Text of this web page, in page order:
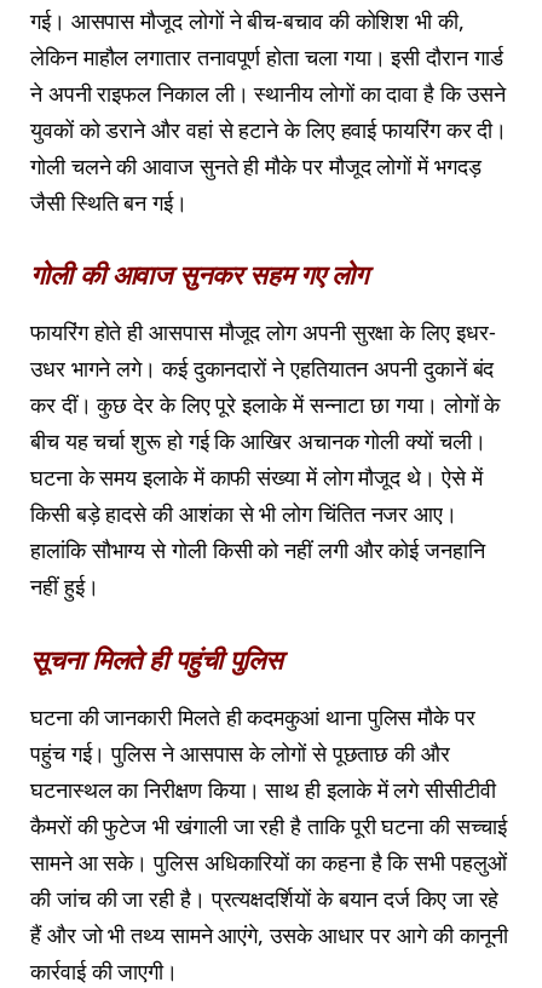
गई। आसपास मौजूद लोगों ने बीच-बचाव की कोशिश भी की,
लेकिन माहौल लगातार तनावपूर्ण होता चला गया। इसी दौरान गार्ड
ने अपनी राइफल निकाल ली। स्थानीय लोगों का दावा है कि उसने
युवकों को डराने और वहां से हटाने के लिए हवाई फायरिंग कर दी।
गोली चलने की आवाज सुनते ही मौके पर मौजूद लोगों में भगदड़
जैसी स्थिति बन गई।
गोली की आवाज सुनकर सहम गए लोग
फायरिंग होते ही आसपास मौजूद लोग अपनी सुरक्षा के लिए इधर-
उधर भागने लगे। कई दुकानदारों ने एहतियातन अपनी दुकानें बंद
कर दीं। कुछ देर के लिए पूरे इलाके में सन्नाटा छा गया। लोगों के
बीच यह चर्चा शुरू हो गई कि आखिर अचानक गोली क्यों चली।
घटना के समय इलाके में काफी संख्या में लोग मौजूद थे। ऐसे में
किसी बड़े हादसे की आशंका से भी लोग चिंतित नजर आए।
हालांकि सौभाग्य से गोली किसी को नहीं लगी और कोई जनहानि
नहीं हुई।
सूचना मिलते ही पहुंची पुलिस
घटना की जानकारी मिलते ही कदमकुआं थाना पुलिस मौके पर
पहुंच गई। पुलिस ने आसपास के लोगों से पूछताछ की और
घटनास्थल का निरीक्षण किया। साथ ही इलाके में लगे सीसीटीवी
कैमरों की फुटेज भी खंगाली जा रही है ताकि पूरी घटना की सच्चाई
सामने आ सके। पुलिस अधिकारियों का कहना है कि सभी पहलुओं
की जांच की जा रही है। प्रत्यक्षदर्शियों के बयान दर्ज किए जा रहे
हैं और जो भी तथ्य सामने आएंगे, उसके आधार पर आगे की कानूनी
कार्रवाई की जाएगी।